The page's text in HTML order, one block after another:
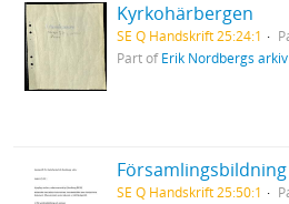
Kyrkohärbergen
SE Q Handskrift 25:24:1
Part ofErik Nordbergs arkiv
SE Q Handskrift 25:50:1